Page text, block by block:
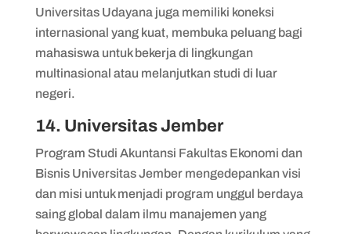
Universitas Udayana juga memiliki koneksi
internasional yang kuat, membuka peluang bagi
mahasiswa untuk bekerja di lingkungan
multinasional atau melanjutkan studi di luar
negeri.
14. Universitas Jember
Program Studi Akuntansi Fakultas Ekonomi dan
Bisnis Universitas Jember mengedepankan visi
dan misi untuk menjadi program unggul berdaya
saing global dalam ilmu manajemen yang